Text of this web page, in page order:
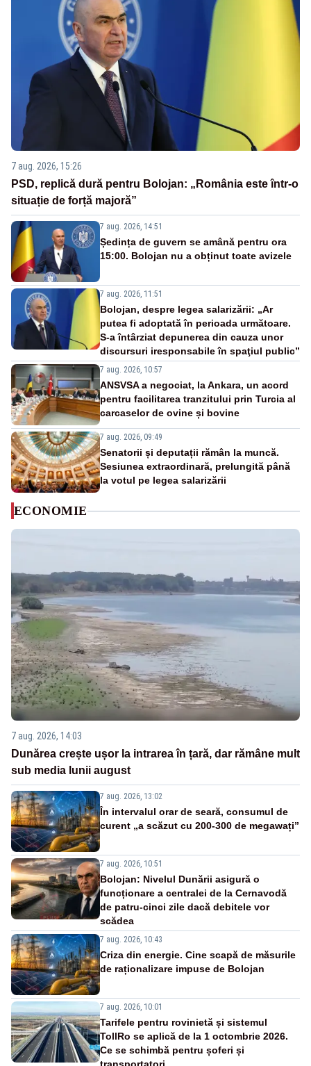
7 aug. 2026, 15:26
PSD, replică dură pentru Bolojan: „România este într-o
situație de forță majoră”
7 aug. 2026, 14:51
Ședința de guvern se amână pentru ora
15:00. Bolojan nu a obținut toate avizele
7 aug. 2026, 11:51
Bolojan, despre legea salarizării: „Ar
putea fi adoptată în perioada următoare.
S-a întârziat depunerea din cauza unor
discursuri iresponsabile în spaţiul public”
7 aug. 2026, 10:57
ANSVSA a negociat, la Ankara, un acord
pentru facilitarea tranzitului prin Turcia al
carcaselor de ovine și bovine
7 aug. 2026, 09:49
Senatorii și deputații rămân la muncă.
Sesiunea extraordinară, prelungită până
la votul pe legea salarizării
ECONOMIE
7 aug. 2026, 14:03
Dunărea crește ușor la intrarea în țară, dar rămâne mult
sub media lunii august
7 aug. 2026, 13:02
În intervalul orar de seară, consumul de
curent „a scăzut cu 200-300 de megawați”
7 aug. 2026, 10:51
Bolojan: Nivelul Dunării asigură o
funcționare a centralei de la Cernavodă
de patru-cinci zile dacă debitele vor
scădea
7 aug. 2026, 10:43
Criza din energie. Cine scapă de măsurile
de raționalizare impuse de Bolojan
7 aug. 2026, 10:01
Tarifele pentru rovinietă și sistemul
TollRo se aplică de la 1 octombrie 2026.
Ce se schimbă pentru șoferi și
transportatori